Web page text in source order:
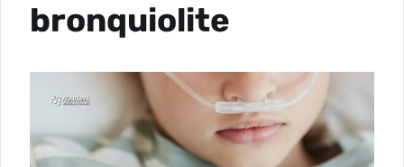
bronquiolite